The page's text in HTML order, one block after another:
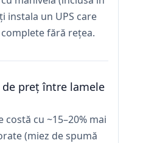
instala un UPS care
fără rețea.
de preț între lamele
cu ~15–20% mai
(miez de spumă